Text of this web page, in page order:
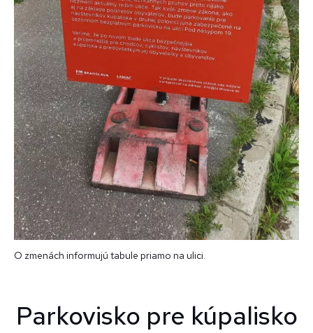
O zmenách informujú tabule priamo na ulici.
Parkovisko pre kúpalisko